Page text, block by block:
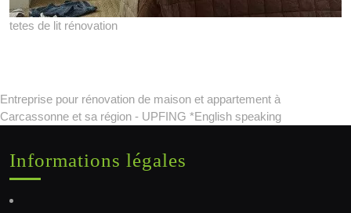
tetes de lit rénovation
Entreprise pour rénovation de maison et appartement à
Carcassonne et sa région - UPFING *English speaking
Informations légales